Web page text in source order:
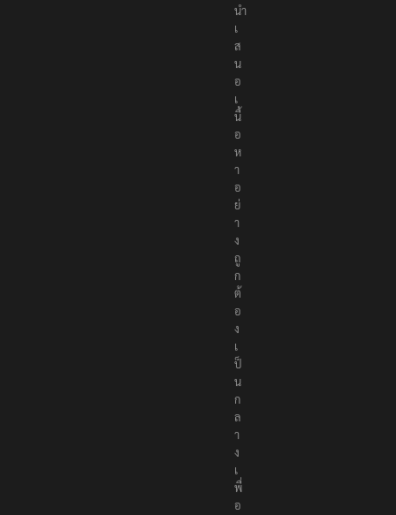
น
อ
เ
นื้
อ
ห
า
อ
ย่
า
ง
ถู
ก
ต้
อ
ง
เ
ป็
น
ก
ล
า
ง
เ
พื่
อ
สั
ง
ค